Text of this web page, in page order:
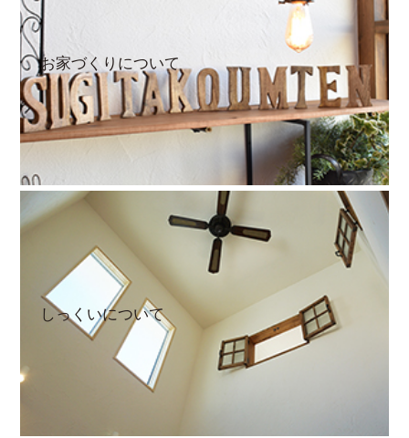
お家づくりについて
しっくいについて